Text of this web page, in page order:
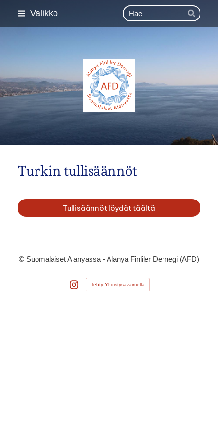
Siirry
Valikko
Haku
Hae
Esimerkki ry
Turkin tullisäännöt
Tullisäännöt löydät täältä
© Suomalaiset Alanyassa - Alanya Finliler Dernegi (AFD)
Tehty Yhdistysavaimella